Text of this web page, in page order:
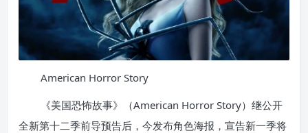
American Horror Story
《美国恐怖故事》（American Horror Story）继公开
全新第十二季前导预告后，今发布角色海报，宣告新一季将